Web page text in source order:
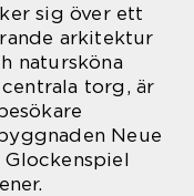
sig över ett
arkitektur
natursköna
torg, är
Neue